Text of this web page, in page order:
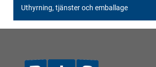
Uthyrning, tjänster och emballage